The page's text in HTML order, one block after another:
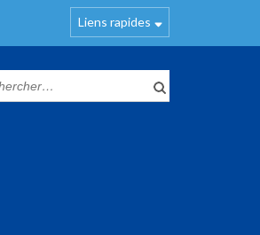
Liens rapides